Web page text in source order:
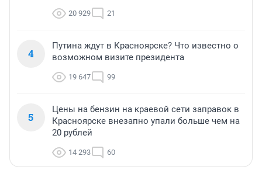
20 929 21
4
Путина ждут в Красноярске? Что известно о
возможном визите президента
19 647 99
5
Цены на бензин на краевой сети заправок в
Красноярске внезапно упали больше чем на
20 рублей
14 293 60